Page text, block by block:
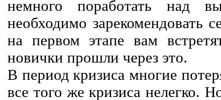
немного поработать над
необходимо зарекомендовать
на первом этапе вам
новички прошли через это.
В период кризиса многие
все того же кризиса нелегко.